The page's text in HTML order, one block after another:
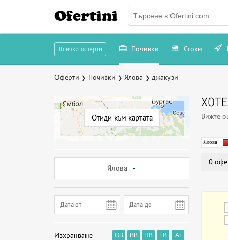
Ofertini
Всички оферти Почивки Стоки
Оферти ❯ Почивки ❯ Ялова ❯ джакузи
Отиди към картата
Ялова
Изхранване OB BB HB FB AI
Вижте
Ялова
0